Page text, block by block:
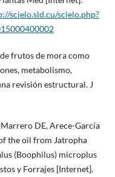
scielo.sld.cu/scielo.php?
frutos de mora como
metabolismo,
revisión estructural. J
DE, Arece-García
the oil from Jatropha
(Boophilus) microplus
y Forrajes [Internet].